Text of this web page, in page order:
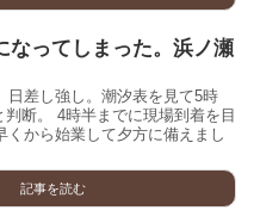
なってしまった。浜ノ瀬
日差し強し。潮汐表を見て5時
断。 4時半までに現場到着を目
くから始業して夕方に備えまし
記事を読む